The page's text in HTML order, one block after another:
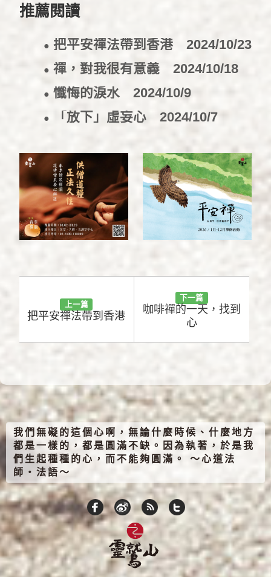
推薦閱讀
● 把平安禪法帶到香港 2024/10/23
● 禪，對我很有意義 2024/10/18
● 懺悔的淚水 2024/10/9
● 「放下」虛妄心 2024/10/7
上一篇
把平安禪法帶到香港
下一篇
咖啡禪的一天，找到
心
我們無礙的這個心啊，無論什麼時候、什麼地方
都是一樣的，都是圓滿不缺。因為執著，於是我
們生起種種的心，而不能夠圓滿。 ～心道法
師‧法語～